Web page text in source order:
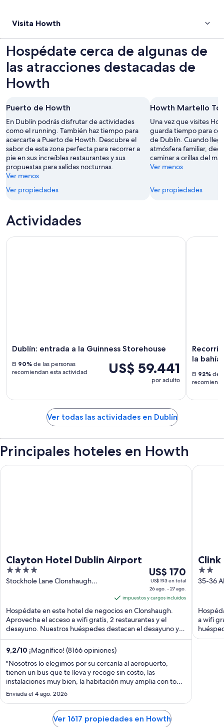
Visita Howth
Hospédate cerca de algunas de
las atracciones destacadas de
Howth
Puerto de Howth
En Dublín podrás disfrutar de actividades
como el running. También haz tiempo para
acercarte a Puerto de Howth. Descubre el
sabor de esta zona perfecta para recorrer a
pie en sus increíbles restaurantes y sus
propuestas para salidas nocturnas.
Ver menos
Ver propiedades
Howth Martello
Una vez que visites
guarda tiempo para
de Dublín. Cuando
atmósfera familiar,
caminar a orillas del
Ver menos
Ver propiedades
Actividades
Dublín: entrada a la Guinness Storehouse
US$ 59.441
por adulto
El 90% de las personas
recomiendan esta actividad
Dublín: entrada a la Guinness Storehouse
la bahía
El 92% de
Recorrido
Ver todas las actividades en Dublín
Principales hoteles en Howth
Clayton Hotel Dublin Airport
4
out
Stockhole Lane Clonshaugh
Del
26
ago
al
27
ago,
el
noche
es
de
US$ 170
US$ 193 en total
26 ago. - 27 ago.
impuestos y cargos incluidos
Hospédate en este hotel de negocios en Clonshaugh.
Aprovecha el acceso a wifi gratis, 2 restaurantes y el
desayuno. Nuestros huéspedes destacan el desayuno y
...
9,2/10 ¡Magnífico! (8166 opiniones)
"Nosotros lo elegimos por su cercanía al aeropuerto,
tienen un bus que te lleva y recoge sin costo, las
instalaciones muy bien, la habitación muy amplia con todo
lo necesario."
Enviada el 4 ago. 2026
Clayton Hotel Dublin Airport
Clink
2
out
35-36
a wifi
Clink i
Ver 1617 propiedades en Howth